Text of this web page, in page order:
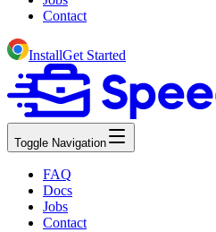
Contact
InstallGet Started
Toggle Navigation
FAQ
Docs
Jobs
Contact